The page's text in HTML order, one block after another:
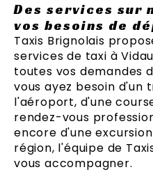
Des services sur
vos besoins de
Taxis Brignolais
services de taxi à
toutes vos demandes
vous ayez besoin d'un
l'aéroport, d'une
rendez-vous
encore d'une
région, l'équipe de
vous accompagner.